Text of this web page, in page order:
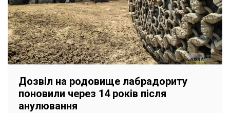
Дозвіл на родовище лабрадориту
поновили через 14 років після
анулювання